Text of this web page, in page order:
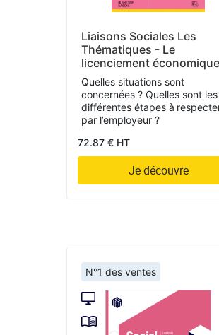
Liaisons Sociales Les
Thématiques - Le
licenciement
Quelles situations sont
concernées ? Quelles sont les
différentes étapes à
par l’employeur ?
72.87 € HT
Je découvre
N°1 des ventes